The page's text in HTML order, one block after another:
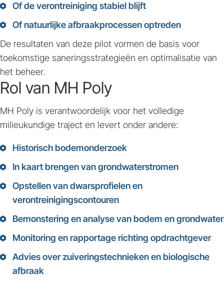
Of de verontreiniging stabiel blijft
Of natuurlijke afbraakprocessen optreden
De resultaten van deze pilot vormen de basis voor
toekomstige saneringsstrategieën en optimalisatie van
het beheer.
Rol van MH Poly
MH Poly is verantwoordelijk voor het volledige
milieukundige traject en levert onder andere:
Historisch bodemonderzoek
In kaart brengen van grondwaterstromen
Opstellen van dwarsprofielen en
verontreinigingscontouren
Bemonstering en analyse van bodem en grondwater
Monitoring en rapportage richting opdrachtgever
Advies over zuiveringstechnieken en biologische
afbraak